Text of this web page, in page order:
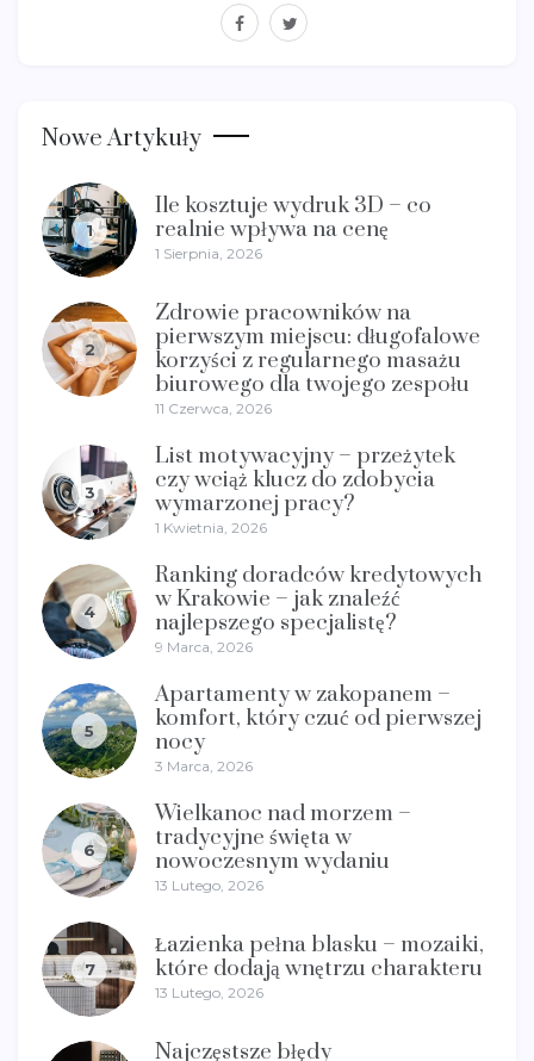
facebook
twitter
Nowe Artykuły
1
Ile kosztuje wydruk 3D – co
realnie wpływa na cenę
1 Sierpnia, 2026
2
Zdrowie pracowników na
pierwszym miejscu: długofalowe
korzyści z regularnego masażu
biurowego dla twojego zespołu
11 Czerwca, 2026
3
List motywacyjny – przeżytek
czy wciąż klucz do zdobycia
wymarzonej pracy?
1 Kwietnia, 2026
4
Ranking doradców kredytowych
w Krakowie – jak znaleźć
najlepszego specjalistę?
9 Marca, 2026
5
Apartamenty w zakopanem –
komfort, który czuć od pierwszej
nocy
3 Marca, 2026
6
Wielkanoc nad morzem –
tradycyjne święta w
nowoczesnym wydaniu
13 Lutego, 2026
7
Łazienka pełna blasku – mozaiki,
które dodają wnętrzu charakteru
13 Lutego, 2026
Najczęstsze błędy